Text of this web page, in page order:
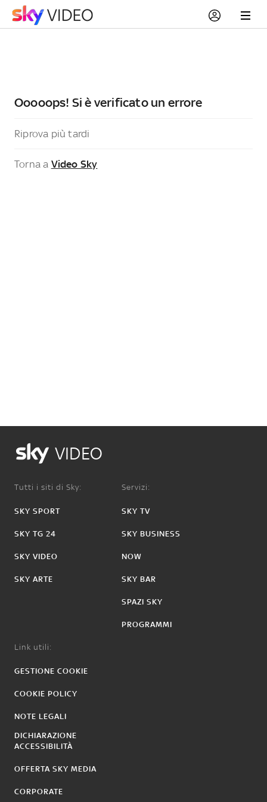
Ooooops! Si è verificato un errore
Riprova più tardi
Torna a Video Sky
VIDEO
Tutti i siti di Sky:
SKY SPORT
SKY TG 24
SKY VIDEO
SKY ARTE
Servizi:
SKY TV
SKY BUSINESS
NOW
SKY BAR
SPAZI SKY
PROGRAMMI
Link utili:
GESTIONE COOKIE
COOKIE POLICY
NOTE LEGALI
DICHIARAZIONE
ACCESSIBILITÀ
OFFERTA SKY MEDIA
CORPORATE